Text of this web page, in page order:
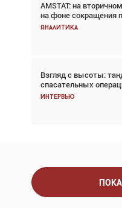
AMSTAT: на
на фоне сокращения
Аналитика
Взгляд с высоты:
спасательных
Интервью
Проблемы с
Аналитика
Частный самолёт –
покупке
Интервью